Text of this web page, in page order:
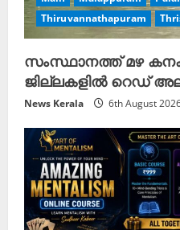
Thiruvannathapuram
സംസ്ഥാനത്ത് മഴ
ജില്ലകളിൽ റെഡ്
News Kerala 6th August